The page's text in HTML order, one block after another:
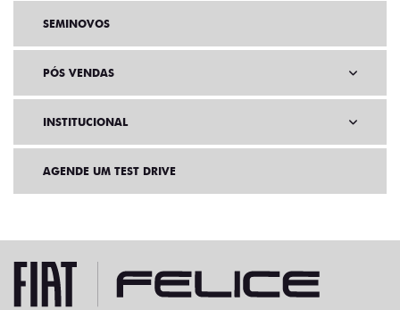
SEMINOVOS
PÓS VENDAS
INSTITUCIONAL
AGENDE UM TEST DRIVE